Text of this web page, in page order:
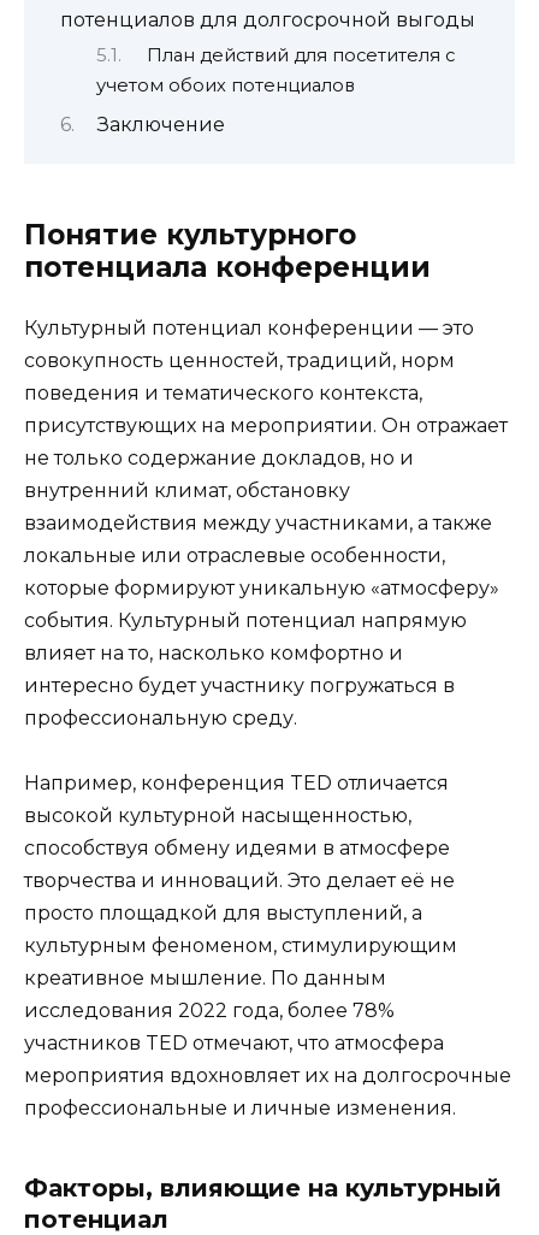
потенциалов для долгосрочной выгоды
План действий для посетителя с
учетом обоих потенциалов
Заключение
Понятие культурного
потенциала конференции
Культурный потенциал конференции — это
совокупность ценностей, традиций, норм
поведения и тематического контекста,
присутствующих на мероприятии. Он отражает
не только содержание докладов, но и
внутренний климат, обстановку
взаимодействия между участниками, а также
локальные или отраслевые особенности,
которые формируют уникальную «атмосферу»
события. Культурный потенциал напрямую
влияет на то, насколько комфортно и
интересно будет участнику погружаться в
профессиональную среду.
Например, конференция TED отличается
высокой культурной насыщенностью,
способствуя обмену идеями в атмосфере
творчества и инноваций. Это делает её не
просто площадкой для выступлений, а
культурным феноменом, стимулирующим
креативное мышление. По данным
исследования 2022 года, более 78%
участников TED отмечают, что атмосфера
мероприятия вдохновляет их на долгосрочные
профессиональные и личные изменения.
Факторы, влияющие на культурный
потенциал